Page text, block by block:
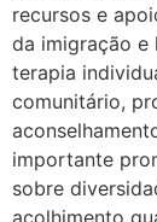
recursos e
da imigração e
terapia
comunitário,
importante
sobre